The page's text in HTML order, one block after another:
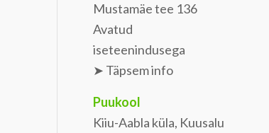
Mustamäe tee 136
Avatud
iseteenindusega
➤ Täpsem info
Puukool
Kiiu-Aabla küla, Kuusalu